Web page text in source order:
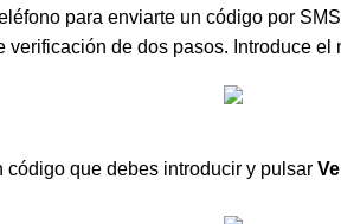
para enviarte un código por
verificación de dos pasos. Introduce el
código que debes introducir y pulsar